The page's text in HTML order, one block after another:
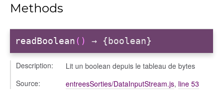
Methods
readBoolean() → {boolean}
Description:
Lit un boolean depuis le tableau de bytes
Source:
entreesSorties/DataInputStream.js, line 53